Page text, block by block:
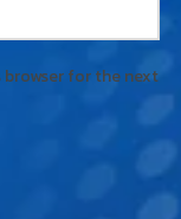
browser for the next